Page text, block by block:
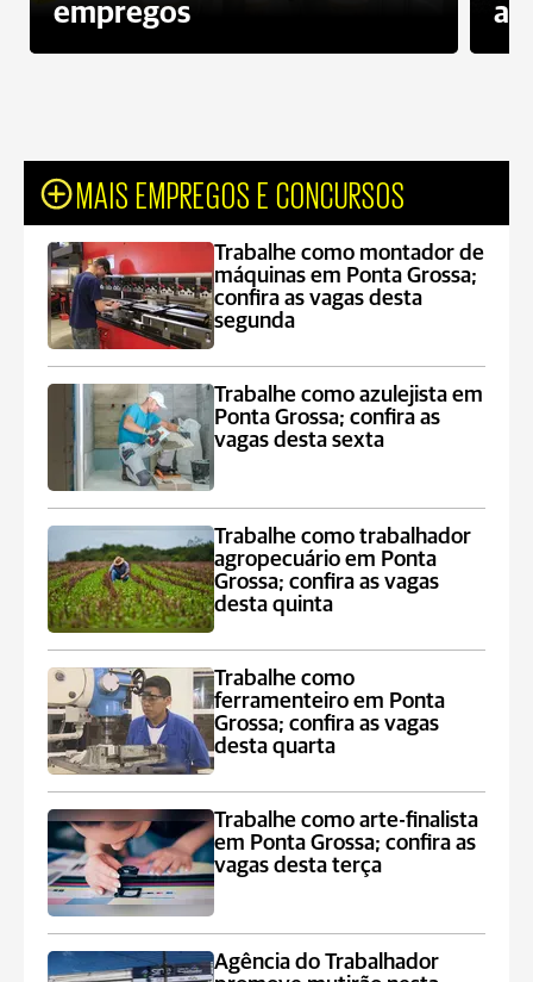
empregos
MAIS EMPREGOS E CONCURSOS
Trabalhe como montador de
máquinas em Ponta Grossa;
confira as vagas desta
segunda
Trabalhe como azulejista em
Ponta Grossa; confira as
vagas desta sexta
Trabalhe como trabalhador
agropecuário em Ponta
Grossa; confira as vagas
desta quinta
Trabalhe como
ferramenteiro em Ponta
Grossa; confira as vagas
desta quarta
Trabalhe como arte-finalista
em Ponta Grossa; confira as
vagas desta terça
Agência do Trabalhador